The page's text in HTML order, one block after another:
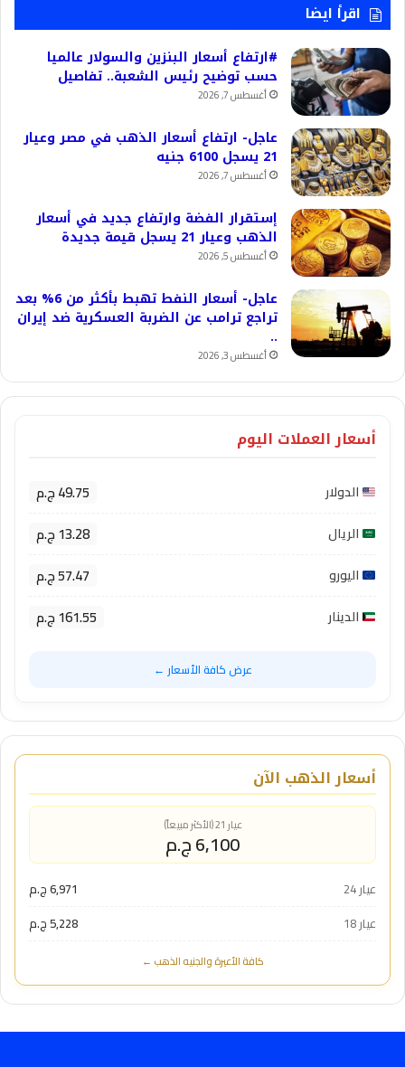
اقرأ ايضا
#ارتفاع أسعار البنزين والسولار عالميا
حسب توضيح رئيس الشعبة.. تفاصيل
أغسطس 7, 2026
عاجل- ارتفاع أسعار الذهب في مصر وعيار
21 يسجل 6100 جنيه
أغسطس 7, 2026
إستقرار الفضة وارتفاع جديد في أسعار
الذهب وعيار 21 يسجل قيمة جديدة
أغسطس 5, 2026
عاجل- أسعار النفط تهبط بأكثر من 6% بعد
تراجع ترامب عن الضربة العسكرية ضد إيران
..
أغسطس 3, 2026
أسعار العملات اليوم
الدولار 49.75 ج.م
الريال 13.28 ج.م
اليورو 57.47 ج.م
الدينار 161.55 ج.م
عرض كافة الأسعار ←
أسعار الذهب الآن
عيار 21 (الأكثر مبيعاً)
6,100 ج.م
عيار 24
6,971 ج.م
عيار 18
5,228 ج.م
كافة الأعيرة والجنيه الذهب ←